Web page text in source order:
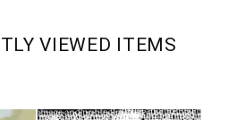
VIEWED ITEMS